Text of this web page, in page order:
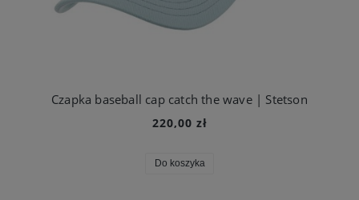
Czapka baseball cap catch the wave | Stetson
220,00 zł
Do koszyka